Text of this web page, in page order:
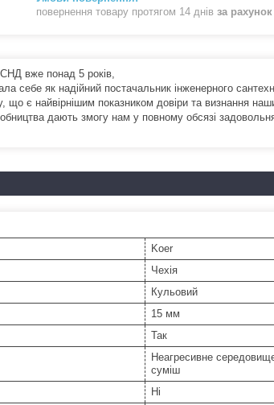
повернення товару протягом 14 днів за
вже понад 5 років,
себе як надійний постачальник інженерного
що є найвірнішим показником довіри та визнання
дають змогу нам у повному обсязі
Koer
Чехія
Кульовий
15 мм
Так
Неагресивне
суміш
Ні